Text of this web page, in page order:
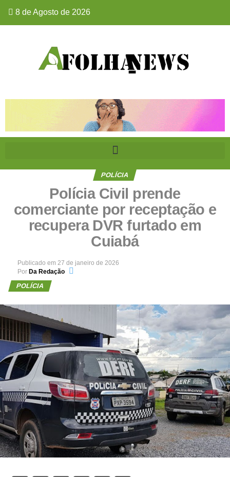
8 de Agosto de 2026
POLÍCIA
Polícia Civil prende
comerciante por receptação e
recupera DVR furtado em
Cuiabá
Publicado em 27 de janeiro de 2026
Por Da Redação
POLÍCIA